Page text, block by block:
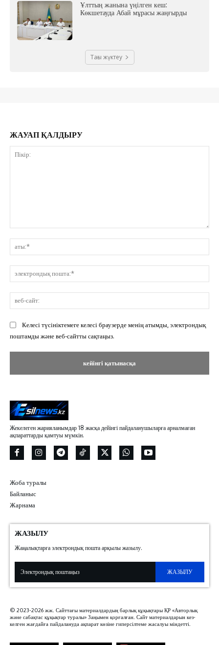
Ұлттың жанына үңілген кеш:
Көкшетауда Абай мұрасы жаңғырды
Тағы жүктеу
ЖАУАП ҚАЛДЫРУ
Келесі түсініктемеге келесі браузерде менің атымды, электрондық
поштамды және веб-сайтты сақтаңыз.
Жекелеген жарияланымдар 18 жасқа дейінгі пайдаланушыларға арналмаған
ақпараттарды қамтуы мүмкін.
Жоба туралы
Байланыс
Жарнама
ЖАЗЫЛУ
Жаңалықтарға электрондық пошта арқылы жазылу.
ЖАЗЫЛУ
© 2023-2026 жж. Сайттағы материалдардың барлық құқықтары ҚР «Авторлық
және сабақтас құқықтар туралы» Заңымен қорғалған. Сайт материалдарын кез-
келген жағдайға пайдалануда ақпарат көзіне гиперсілтеме жасалуы міндетті.